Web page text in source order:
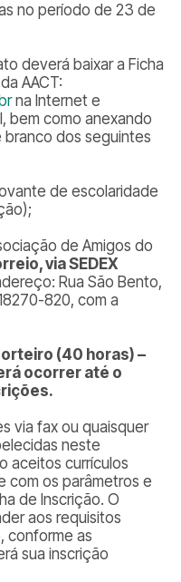
no período de 23 de
deverá baixar a Ficha
AACT:
na Internet e
bem como anexando
dos seguintes
de escolaridade
de Amigos do
via SEDEX
Rua São Bento,
820, com a
(40 horas) –
ocorrer até o
via fax ou quaisquer
neste
aceitos currículos
com os parâmetros e
de Inscrição. O
aos requisitos
conforme as
sua inscrição